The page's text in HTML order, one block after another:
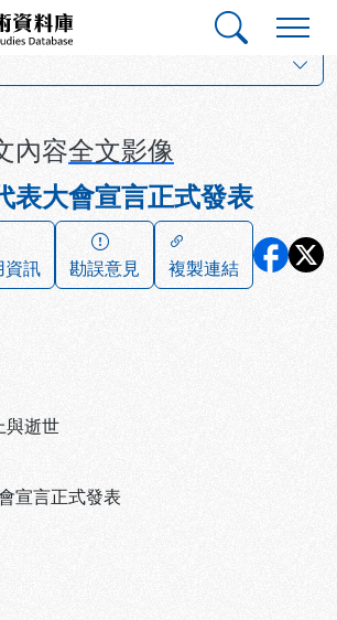
資料庫
內容全文影像
表大會宣言正式發表
資訊 勘誤意見
複製連結
與逝世
宣言正式發表